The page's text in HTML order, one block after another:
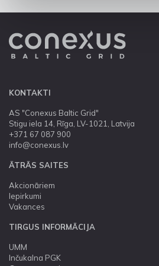
KONTAKTI
AS "Conexus Baltic Grid"
Stigu iela 14, Rīga, LV-1021, Latvija
+371 67 087 900
info@conexus.lv
ĀTRĀS SAITES
Akcionāriem
Iepirkumi
Vakances
TIRGUS INFORMĀCIJA
UMM
Inčukalna PGK